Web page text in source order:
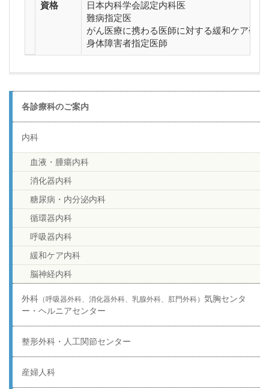
資格
日本内科学会認定内科医
難病指定医
がん医療に携わる医師に対する緩和ケア研修
身体障害者指定医師
各診療科のご案内
内科
血液・腫瘍内科
消化器内科
糖尿病・内分泌内科
循環器内科
呼吸器内科
緩和ケア内科
脳神経内科
外科 （呼吸器外科、消化器外科、乳腺外科、肛門外科） 気胸センタ
ー・ヘルニアセンター
整形外科・人工関節センター
産婦人科